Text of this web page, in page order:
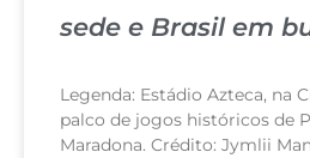
sede e Brasil em
Legenda: Estádio Azteca, na
palco de jogos históricos de
Maradona. Crédito: Jymlii